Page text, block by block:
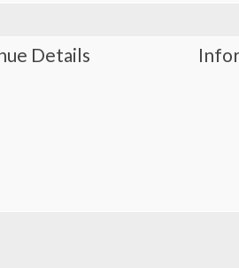
Details